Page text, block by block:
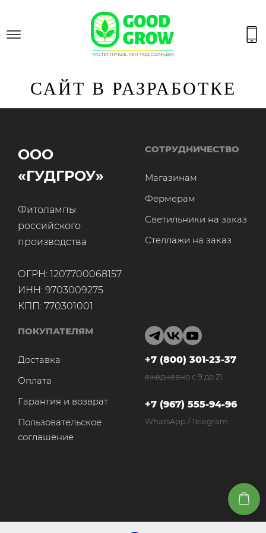
САЙТ В РАЗРАБОТКЕ
ООО
«ГУДГРОУ»
Фитолампы
российского
производства
ОГРН: 1207700068157
ИНН: 9703009275
КПП: 770301001
СОТРУДНИЧЕСТВО
Магазинам
Фермерам
Светильники на заказ
Стеллажи на заказ
ПОКУПАТЕЛЯМ
Доставка
Оплата
Гарантия и возврат
Пользовательское
соглашение
+7 (800) 301-23-37
ежедневно с 9 до 21
+7 (967) 555-94-96
WhatsApp / Telegram